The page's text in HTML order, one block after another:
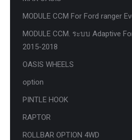
MODULE CCM For Ford ranger
MODULE CCM. ระบบ Adaptive
2015-2018
OASIS WHEELS
option
PINTLE HOOK
RAPTOR
ROLLBAR OPTION 4WD